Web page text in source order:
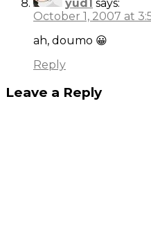
yud1
says:
October 1, 2007 at
ah, doumo 😀
Reply
Leave a Reply